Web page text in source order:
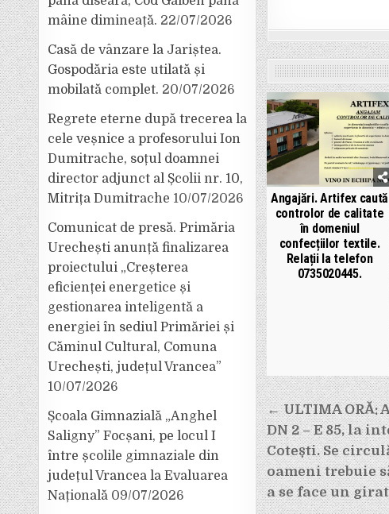
Angajări. Artifex caută
controlor de calitate
în domeniul
confecțiilor textile.
Relații la telefon
0735020445.
Navigare
în
articole
← ULTIMA ORĂ:
DN 2 – E 85, la
Cotești. Se
oameni trebuie
a se face un
mâine dimineață. 22/07/2026
Casă de vânzare la Jariștea.
Gospodăria este utilată și
mobilată complet. 20/07/2026
Regrete eterne după trecerea la
cele veșnice a profesorului Ion
Dumitrache, soțul doamnei
director adjunct al Școlii nr. 10,
Mitrița Dumitrache 10/07/2026
Comunicat de presă. Primăria
Urechești anunță finalizarea
proiectului „Creșterea
eficienței energetice și
gestionarea inteligentă a
energiei în sediul Primăriei și
Căminul Cultural, Comuna
Urechești, județul Vrancea”
10/07/2026
Școala Gimnazială „Anghel
Saligny” Focșani, pe locul I
între școlile gimnaziale din
județul Vrancea la Evaluarea
Națională 09/07/2026